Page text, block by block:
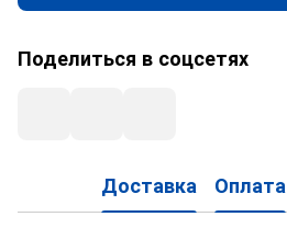
Поделиться в соцсетях
Доставка Оплата